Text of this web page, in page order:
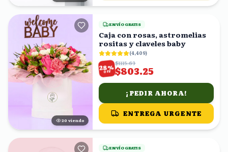
19 viendo
ENVÍO GRATIS
Caja con rosas, astromelias
rositas y claveles baby
(4,409)
28%
OFF
$1115.63
$803.25
¡PEDIR AHORA!
ENTREGA URGENTE
ENVÍO GRATIS